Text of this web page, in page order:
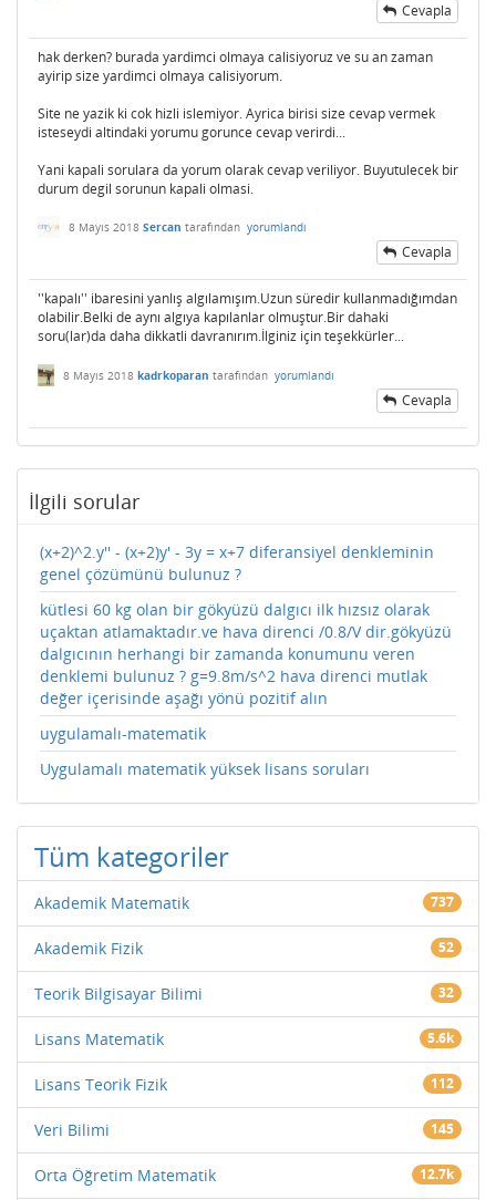
Cevapla
hak derken? burada yardimci olmaya calisiyoruz ve su an zaman
ayirip size yardimci olmaya calisiyorum.
Site ne yazik ki cok hizli islemiyor. Ayrica birisi size cevap vermek
isteseydi altindaki yorumu gorunce cevap verirdi...
Yani kapali sorulara da yorum olarak cevap veriliyor. Buyutulecek bir
durum degil sorunun kapali olmasi.
8 Mayıs 2018 Sercan tarafından yorumlandı
Cevapla
''kapalı'' ibaresini yanlış algılamışım.Uzun süredir kullanmadığımdan
olabilir.Belki de aynı algıya kapılanlar olmuştur.Bir dahaki
soru(lar)da daha dikkatli davranırım.İlginiz için teşekkürler...
8 Mayıs 2018 kadrkoparan tarafından yorumlandı
Cevapla
İlgili sorular
(x+2)^2.y'' - (x+2)y' - 3y = x+7 diferansiyel denkleminin
genel çözümünü bulunuz ?
kütlesi 60 kg olan bir gökyüzü dalgıcı ilk hızsız olarak
uçaktan atlamaktadır.ve hava direnci /0.8/V dir.gökyüzü
dalgıcının herhangi bir zamanda konumunu veren
denklemi bulunuz ? g=9.8m/s^2 hava direnci mutlak
değer içerisinde aşağı yönü pozitif alın
uygulamalı-matematik
Uygulamalı matematik yüksek lisans soruları
Tüm kategoriler
Akademik Matematik 737
Akademik Fizik 52
Teorik Bilgisayar Bilimi 32
Lisans Matematik 5.6k
Lisans Teorik Fizik 112
Veri Bilimi 145
Orta Öğretim Matematik 12.7k